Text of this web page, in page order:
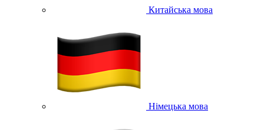
Китайська мова
Німецька мова